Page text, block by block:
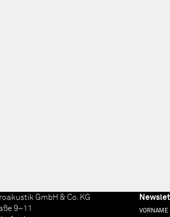
GmbH & Co. KG
9–11
VORNAME